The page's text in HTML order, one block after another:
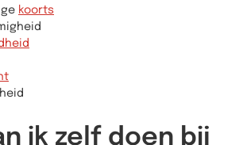
koorts
ik zelf doen bij